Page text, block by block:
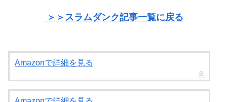
＞＞スラムダンク記事一覧に戻る
Amazonで詳細を見る